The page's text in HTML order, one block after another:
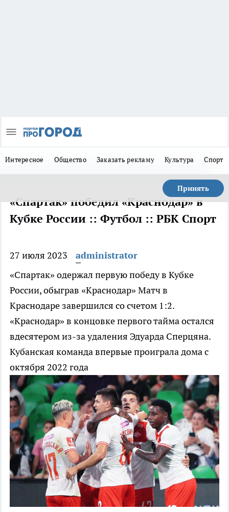
Интересное Общество Заказать рекламу Культура Спорт
Принять
«Спартак» победил «Краснодар» в
Кубке России :: Футбол :: РБК Спорт
27 июля 2023
administrator
«Спартак» одержал первую победу в Кубке
России, обыграв «Краснодар» Матч в
Краснодаре завершился со счетом 1:2.
«Краснодар» в концовке первого тайма остался
вдесятером из-за удаления Эдуарда Сперцяна.
Кубанская команда впервые проиграла дома с
октября 2022 года